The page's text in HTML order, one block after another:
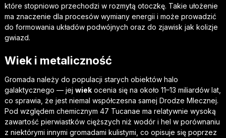
które stopniowo przechodzi w rozmytą otoczkę. Takie ułożenie
ma znaczenie dla procesów wymiany energii i może prowadzić
do formowania układów podwójnych oraz do zjawisk jak kolizje
gwiazd.
Wiek i metaliczność
Gromada należy do populacji starych obiektów halo
galaktycznego — jej wiekocenia się na około 11–13 miliardów lat,
co sprawia, że jest niemal współczesna samej Drodze Mlecznej.
Pod względem chemicznym 47 Tucanae ma relatywnie wysoką
zawartość pierwiastków cięższych niż wodór i hel w porównaniu
z niektórymi innymi gromadami kulistymi, co opisuje się poprzez